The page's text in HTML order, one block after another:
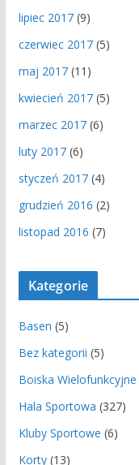
lipiec 2017(9)
czerwiec 2017(5)
maj 2017(11)
kwiecień 2017(5)
marzec 2017(6)
luty 2017(6)
styczeń 2017(4)
grudzień 2016 (2)
listopad 2016 (7)
Kategorie
Basen (5)
Bez kategorii (5)
Boiska Wielofunkcyjne
Hala Sportowa (327)
Kluby Sportowe (6)
Korty(13)